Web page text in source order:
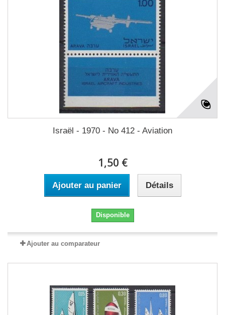
Israël - 1970 - No 412 - Aviation
1,50 €
Ajouter au panier Détails
Disponible
Ajouter au comparateur